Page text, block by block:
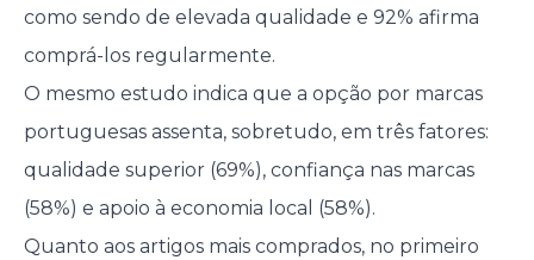
como sendo de elevada qualidade e 92% afirma
comprá-los regularmente.
O mesmo estudo indica que a opção por marcas
portuguesas assenta, sobretudo, em três fatores:
qualidade superior (69%), confiança nas marcas
(58%) e apoio à economia local (58%).
Quanto aos artigos mais comprados, no primeiro